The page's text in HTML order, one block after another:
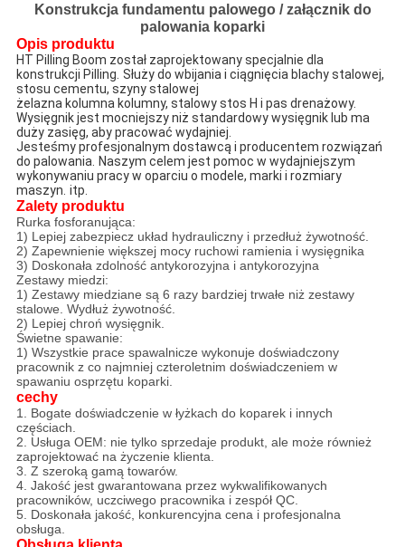
Konstrukcja fundamentu palowego / załącznik do
palowania koparki
Opis produktu
HT Pilling Boom został zaprojektowany specjalnie dla
konstrukcji Pilling. Służy do wbijania i ciągnięcia blachy stalowej,
stosu cementu, szyny stalowej
żelazna kolumna kolumny, stalowy stos H i pas drenażowy.
Wysięgnik jest mocniejszy niż standardowy wysięgnik lub ma
duży zasięg, aby pracować wydajniej.
Jesteśmy profesjonalnym dostawcą i producentem rozwiązań
do palowania. Naszym celem jest pomoc w wydajniejszym
wykonywaniu pracy w oparciu o modele, marki i rozmiary
maszyn. itp.
Zalety produktu
Rurka fosforanująca:
1) Lepiej zabezpiecz układ hydrauliczny i przedłuż żywotność.
2) Zapewnienie większej mocy ruchowi ramienia i wysięgnika
3) Doskonała zdolność antykorozyjna i antykorozyjna
Zestawy miedzi:
1) Zestawy miedziane są 6 razy bardziej trwałe niż zestawy
stalowe. Wydłuż żywotność.
2) Lepiej chroń wysięgnik.
Świetne spawanie:
1) Wszystkie prace spawalnicze wykonuje doświadczony
pracownik z co najmniej czteroletnim doświadczeniem w
spawaniu osprzętu koparki.
cechy
1. Bogate doświadczenie w łyżkach do koparek i innych
częściach.
2. Usługa OEM: nie tylko sprzedaje produkt, ale może również
zaprojektować na życzenie klienta.
3. Z szeroką gamą towarów.
4. Jakość jest gwarantowana przez wykwalifikowanych
pracowników, uczciwego pracownika i zespół QC.
5. Doskonała jakość, konkurencyjna cena i profesjonalna
obsługa.